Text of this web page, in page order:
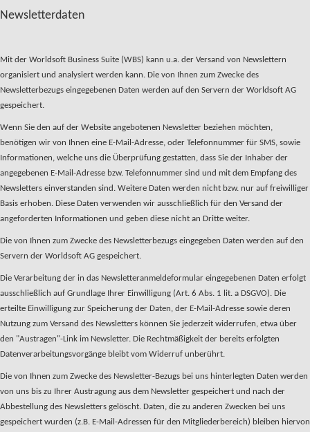
Newsletterdaten
Mit der Worldsoft Business Suite (WBS) kann u.a. der Versand von Newslettern
organisiert und analysiert werden kann. Die von Ihnen zum Zwecke des
Newsletterbezugs eingegebenen Daten werden auf den Servern der Worldsoft AG
gespeichert.
Wenn Sie den auf der Website angebotenen Newsletter beziehen möchten,
benötigen wir von Ihnen eine E-Mail-Adresse, oder Telefonnummer für SMS, sowie
Informationen, welche uns die Überprüfung gestatten, dass Sie der Inhaber der
angegebenen E-Mail-Adresse bzw. Telefonnummer sind und mit dem Empfang des
Newsletters einverstanden sind. Weitere Daten werden nicht bzw. nur auf freiwilliger
Basis erhoben. Diese Daten verwenden wir ausschließlich für den Versand der
angeforderten Informationen und geben diese nicht an Dritte weiter.
Die von Ihnen zum Zwecke des Newsletterbezugs eingegeben Daten werden auf den
Servern der Worldsoft AG gespeichert.
Die Verarbeitung der in das Newsletteranmeldeformular eingegebenen Daten erfolgt
ausschließlich auf Grundlage Ihrer Einwilligung (Art. 6 Abs. 1 lit. a DSGVO). Die
erteilte Einwilligung zur Speicherung der Daten, der E-Mail-Adresse sowie deren
Nutzung zum Versand des Newsletters können Sie jederzeit widerrufen, etwa über
den "Austragen"-Link im Newsletter. Die Rechtmäßigkeit der bereits erfolgten
Datenverarbeitungsvorgänge bleibt vom Widerruf unberührt.
Die von Ihnen zum Zwecke des Newsletter-Bezugs bei uns hinterlegten Daten werden
von uns bis zu Ihrer Austragung aus dem Newsletter gespeichert und nach der
Abbestellung des Newsletters gelöscht. Daten, die zu anderen Zwecken bei uns
gespeichert wurden (z.B. E-Mail-Adressen für den Mitgliederbereich) bleiben hiervon